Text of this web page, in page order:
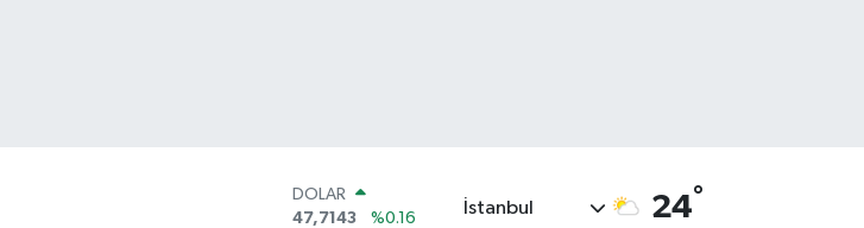
DOLAR
47,7143
%0.16
İstanbul 24°